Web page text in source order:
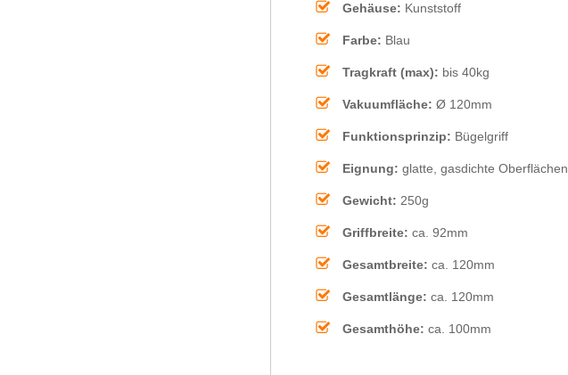
Gehäuse: Kunststoff
Farbe: Blau
Tragkraft (max): bis 40kg
Vakuumfläche: Ø 120mm
Funktionsprinzip: Bügelgriff
Eignung: glatte, gasdichte Oberflächen
Gewicht: 250g
Griffbreite: ca. 92mm
Gesamtbreite: ca. 120mm
Gesamtlänge: ca. 120mm
Gesamthöhe: ca. 100mm